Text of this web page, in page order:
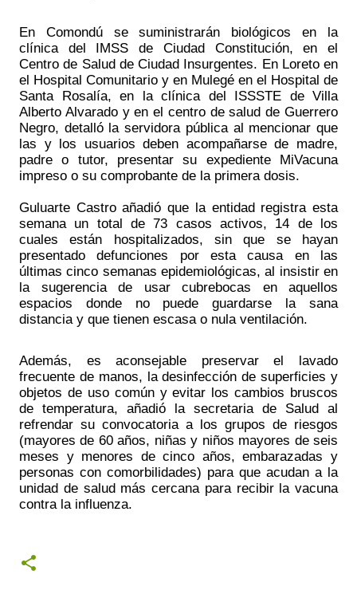
En Comondú se suministrarán biológicos en la
clínica del IMSS de Ciudad Constitución, en el
Centro de Salud de Ciudad Insurgentes. En Loreto en
el Hospital Comunitario y en Mulegé en el Hospital de
Santa Rosalía, en la clínica del ISSSTE de Villa
Alberto Alvarado y en el centro de salud de Guerrero
Negro, detalló la servidora pública al mencionar que
las y los usuarios deben acompañarse de madre,
padre o tutor, presentar su expediente MiVacuna
impreso o su comprobante de la primera dosis.
Guluarte Castro añadió que la entidad registra esta
semana un total de 73 casos activos, 14 de los
cuales están hospitalizados, sin que se hayan
presentado defunciones por esta causa en las
últimas cinco semanas epidemiológicas, al insistir en
la sugerencia de usar cubrebocas en aquellos
espacios donde no puede guardarse la sana
distancia y que tienen escasa o nula ventilación.
Además, es aconsejable preservar el lavado
frecuente de manos, la desinfección de superficies y
objetos de uso común y evitar los cambios bruscos
de temperatura, añadió la secretaria de Salud al
refrendar su convocatoria a los grupos de riesgos
(mayores de 60 años, niñas y niños mayores de seis
meses y menores de cinco años, embarazadas y
personas con comorbilidades) para que acudan a la
unidad de salud más cercana para recibir la vacuna
contra la influenza.